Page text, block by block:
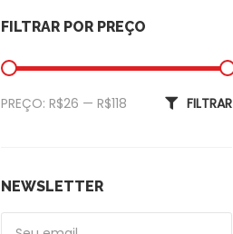
Garfo Da Embreagem
Exterior
Amortecedor Tampa Traseira
De Piscas
Emblemas
FILTRAR POR PREÇO
Preço mínimo
Preço máximo FILTRAR
PREÇO: R$26 — R$118
NEWSLETTER